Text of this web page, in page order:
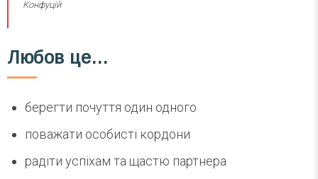
Конфуцій
Любов це…
берегти почуття один одного
поважати особисті кордони
радіти успіхам та щастю партнера